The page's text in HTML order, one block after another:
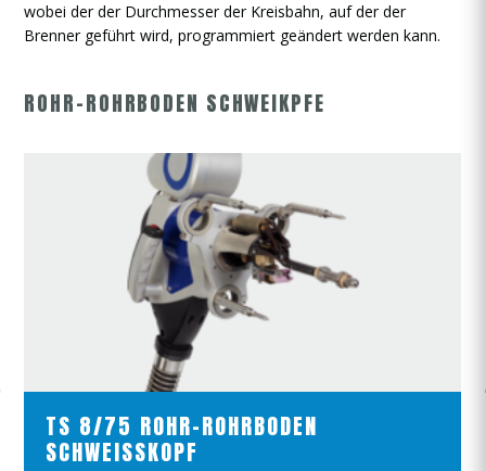
wobei der der Durchmesser der Kreisbahn, auf der der
Brenner geführt wird, programmiert geändert werden kann.
ROHR-ROHRBODEN SCHWEIKPFE
TS 8/75 ROHR-ROHRBODEN
SCHWEISSKOPF
PRODUKTE ANSCHAUEN